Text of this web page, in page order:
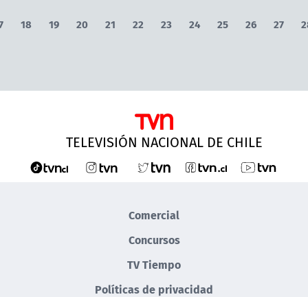
18 19 20 21 22 23 24 25 26 27
TELEVISIÓN NACIONAL DE CHILE
Comercial
Concursos
TV Tiempo
Políticas de privacidad